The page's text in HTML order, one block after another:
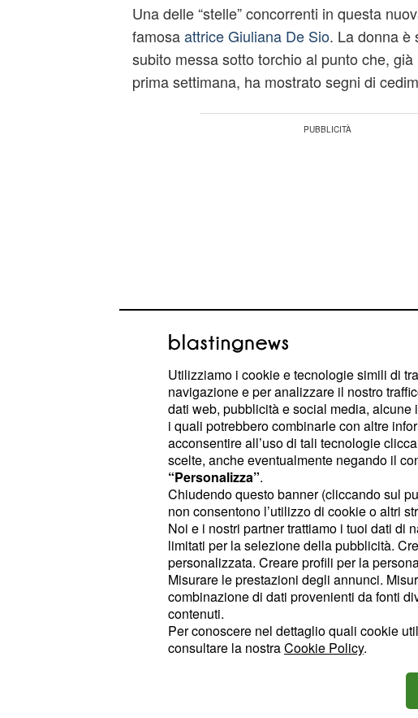
Una delle “stelle” concorrenti in questa
famosaattrice Giuliana De Sio. La donna è
subito messa sotto torchio al punto che,
prima settimana, ha mostrato segni di
Al termine del suo primo esordio nella
questa edizione, la De Sio ha palesato un
una devastanteinsofferenza a tutte le
ha mosso nei suoi confronti.
Giuliana, insieme al suo compagno di
quella occasione il punteggio più basso di
possibile. Ciò che, però, ha ferito
non sono stati tanto i voti bassissimi, bensì
dire, troppoaggressiveche l’hanno
lacrimedietro le quinte e a sfoggiare un
segnato dal malessere durante il corso della
Forti attacchi di panico
Utilizziamo i cookie e tecnologie simili di
navigazione e per analizzare il nostro
dati web, pubblicità e social media,
i quali potrebbero combinarle con altre
acconsentire all’uso di tali tecnologie
scelte, anche eventualmente negando il
“Personalizza”.
Chiudendo questo banner (cliccando sul
non consentono l’utilizzo di cookie o altri
Noi e i nostri partner trattiamo i tuoi dati di
limitati per la selezione della pubblicità.
personalizzata. Creare profili per la
Misurare le prestazioni degli annunci.
combinazione di dati provenienti da fonti
contenuti.
Per conoscere nel dettaglio quali cookie
consultare la nostraCookie Policy.